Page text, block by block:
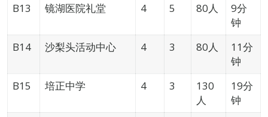
B13
镜湖医院礼堂 4 5 80人
9分
钟
B14
沙梨头活动中心 4 3 80人
11分
钟
B15
培正中学 4 3
130
人
19分
钟